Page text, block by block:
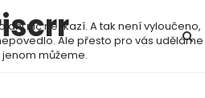
ani nic nezkazí. A tak není vyloučeno,
Ale přesto pro vás uděláme
jenom můžeme.